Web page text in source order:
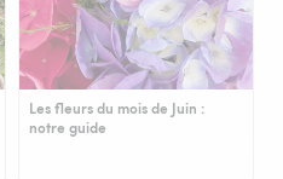
Les fleurs du mois de Juin :
notre guide